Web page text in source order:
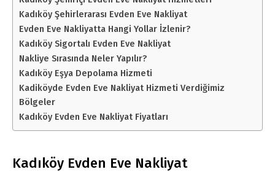
Kadıköy Şehirlerarası Evden Eve Nakliyat
Evden Eve Nakliyatta Hangi Yollar İzlenir?
Kadıköy Sigortalı Evden Eve Nakliyat
Nakliye Sırasında Neler Yapılır?
Kadıköy Eşya Depolama Hizmeti
Kadiköyde Evden Eve Nakliyat Hizmeti Verdiğimiz
Bölgeler
Kadıköy Evden Eve Nakliyat Fiyatları
Kadıköy Evden Eve Nakliyat